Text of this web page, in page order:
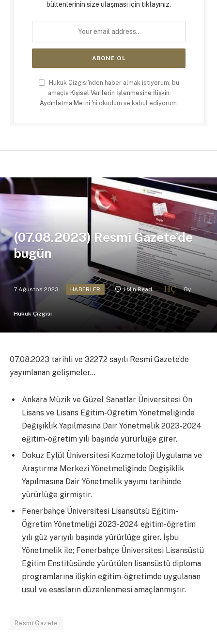
bültenlerinin size ulaşması için tıklayınız.
Hukuk Çizgisi'nden haber almak istiyorum, bu
amaçla Kişisel Verilerin İşlenmesine İlişkin
Aydınlatma Metni 'ni okudum ve kabul ediyorum.
(07.08.2023) Resmî Gazete’de
bugün
7 Ağustos 2023 HABERLER 1 Min Read By
Hukuk Çizgisi
07.08.2023 tarihli ve 32272 sayılı Resmî Gazete’de
yayımlanan gelişmeler…
Ankara Müzik ve Güzel Sanatlar Üniversitesi Ön
Lisans ve Lisans Eğitim-Öğretim Yönetmeliğinde
Değişiklik Yapılmasına Dair Yönetmelik 2023-2024
eğitim-öğretim yılı başında yürürlüğe girer.
Dokuz Eylül Üniversitesi Kozmetoloji Uygulama ve
Araştırma Merkezi Yönetmeliğinde Değişiklik
Yapılmasına Dair Yönetmelik yayımı tarihinde
yürürlüğe girmiştir.
Fenerbahçe Üniversitesi Lisansütsü Eğitim-
Öğretim Yönetmeliği 2023-2024 eğitim-öğretim
yılı güz yarıyılı başında yürürlüğe girer. İşbu
Yönetmelik ile; Fenerbahçe Üniversitesi Lisansüstü
Eğitim Enstitüsünde yürütülen lisansüstü diploma
programlarına ilişkin eğitim-öğretimde uygulanan
usul ve esasların düzenlenmesi amaçlanmıştır.
Resmî Gazete